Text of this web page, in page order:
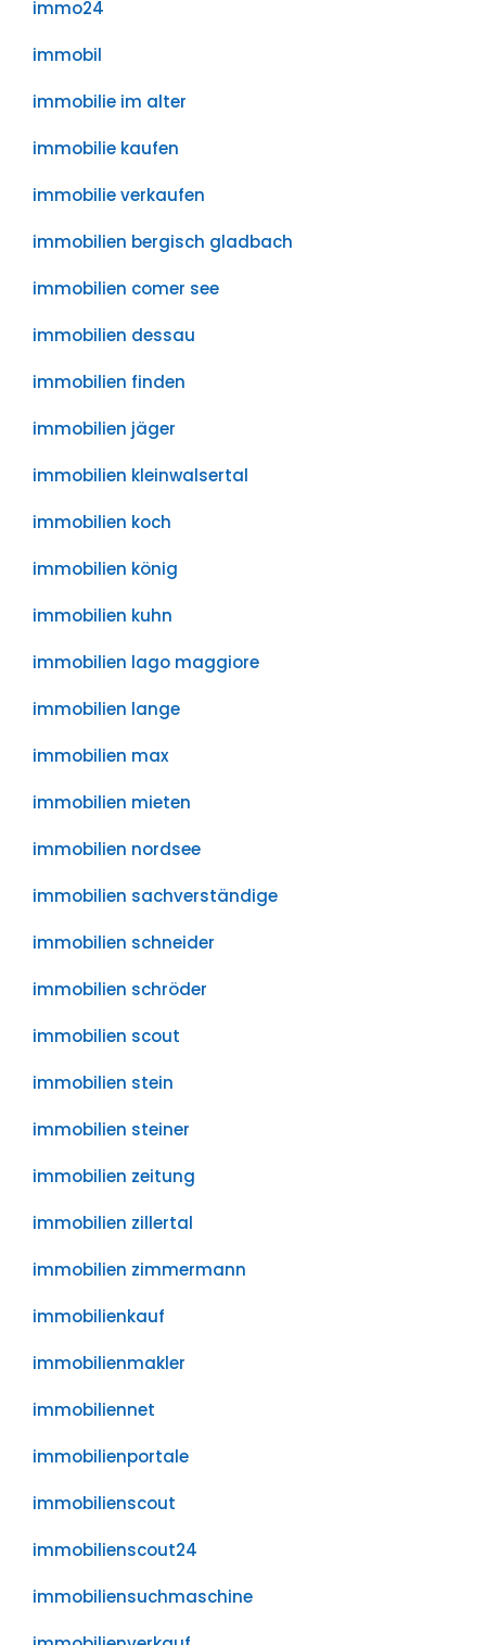
immo24
immobil
immobilie im alter
immobilie kaufen
immobilie verkaufen
immobilien bergisch gladbach
immobilien comer see
immobilien dessau
immobilien finden
immobilien jäger
immobilien kleinwalsertal
immobilien koch
immobilien könig
immobilien kuhn
immobilien lago maggiore
immobilien lange
immobilien max
immobilien mieten
immobilien nordsee
immobilien sachverständige
immobilien schneider
immobilien schröder
immobilien scout
immobilien stein
immobilien steiner
immobilien zeitung
immobilien zillertal
immobilien zimmermann
immobilienkauf
immobilienmakler
immobiliennet
immobilienportale
immobilienscout
immobilienscout24
immobiliensuchmaschine